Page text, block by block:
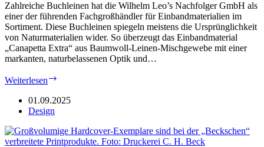
Zahlreiche Buchleinen hat die Wilhelm Leo’s Nachfolger GmbH als
einer der führenden Fachgroßhändler für Einbandmaterialien im
Sortiment. Diese Buchleinen spiegeln meistens die Ursprünglichkeit
von Naturmaterialien wider. So überzeugt das Einbandmaterial
„Canapetta Extra“ aus Baumwoll-Leinen-Mischgewebe mit einer
markanten, naturbelassenen Optik und…
Weiterlesen
(Cover-)
01.09.2025
Design